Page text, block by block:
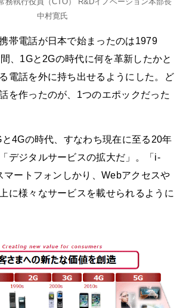
中村寛氏
帯電話が日本で始まったのは1979
、1Gと2Gの時代に何を革新したかと
電話を外に持ち出せるようにした。ど
を作ったのが、1つのエポックだった
4Gの時代、すなわち現在に至る20年
デジタルサービスの拡大だ」。「i-
マートフォンしかり、Webアクセスや
に様々なサービスを載せられるように